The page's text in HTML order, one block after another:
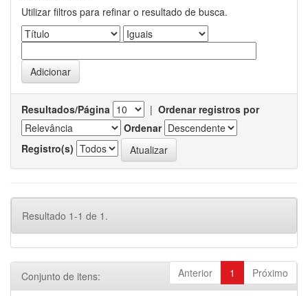
Utilizar filtros para refinar o resultado de busca.
Resultados/Página | Ordenar registros por
Ordenar
Registro(s)
Resultado 1-1 de 1.
Anterior 1 Próximo
Conjunto de itens: